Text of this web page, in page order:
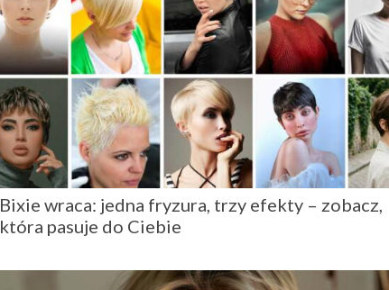
Bixie wraca: jedna fryzura, trzy efekty – zobacz,
która pasuje do Ciebie